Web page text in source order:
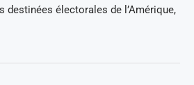
destinées électorales de l’Amérique,